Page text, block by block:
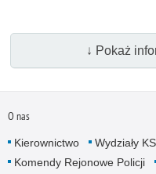
↓ Pokaż
O nas
Kierownictwo Wydziały
Komendy Rejonowe Policji